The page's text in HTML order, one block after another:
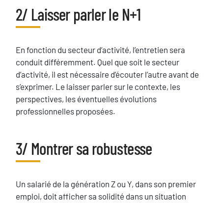
Titre
2/ Laisser parler le N+1
Texte
En fonction du secteur d’activité, l’entretien sera
conduit différemment. Quel que soit le secteur
d’activité, il est nécessaire d’écouter l’autre avant de
s’exprimer. Le laisser parler sur le contexte, les
perspectives, les éventuelles évolutions
professionnelles proposées.
Titre
3/ Montrer sa robustesse
Texte
Un salarié de la génération Z ou Y, dans son premier
emploi, doit afficher sa solidité dans un situation